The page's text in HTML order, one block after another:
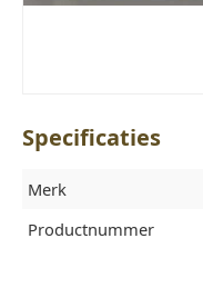
Specificaties
Merk
Productnummer